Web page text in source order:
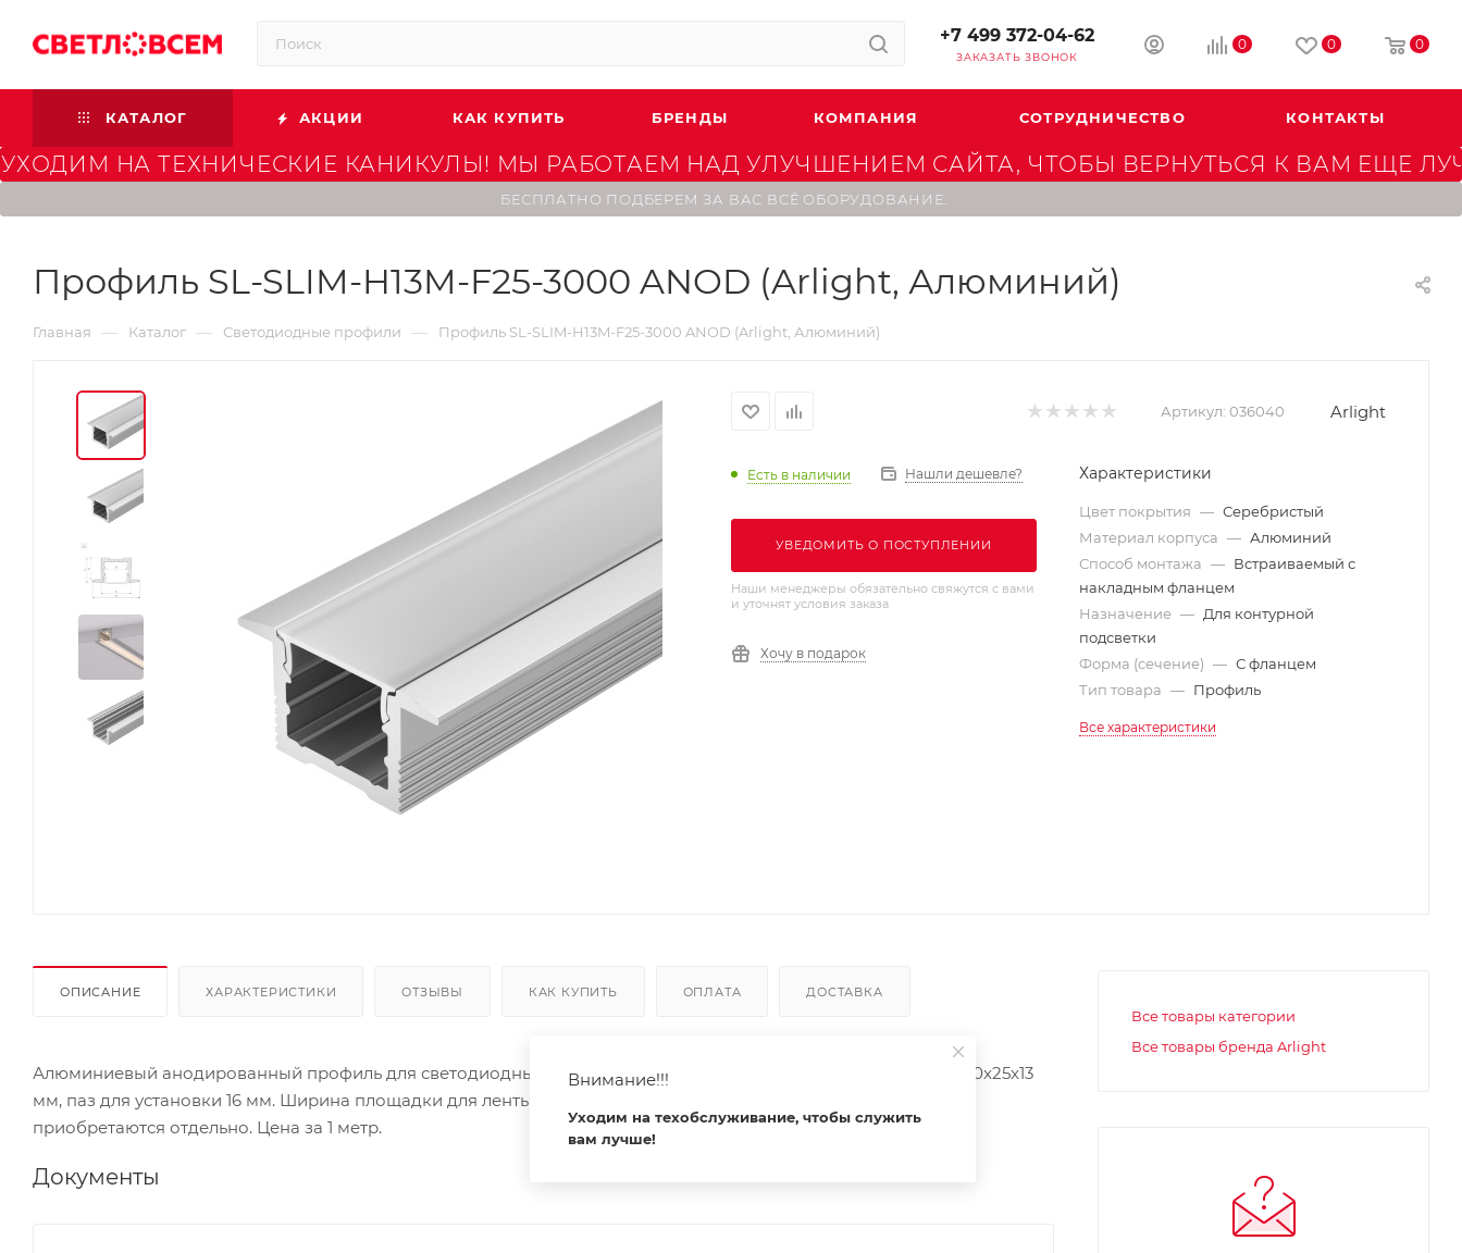
+7 499 372-04-62
ЗАКАЗАТЬ ЗВОНОК
0 0 0
КАТАЛОГ АКЦИИ КАК КУПИТЬ БРЕНДЫ КОМПАНИЯ СОТРУДНИЧЕСТВО КОНТАКТЫ
УХОДИМ НА ТЕХНИЧЕСКИЕ КАНИКУЛЫ! МЫ РАБОТАЕМ НАД УЛУЧШЕНИЕМ САЙТА, ЧТОБЫ ВЕРНУТЬСЯ К ВАМ ЕЩЕ
БЕСПЛАТНО ПОДБЕРЕМ ЗА ВАС ВСЁ ОБОРУДОВАНИЕ.
Профиль SL-SLIM-H13M-F25-3000 ANOD (Arlight, Алюминий)
Главная — Каталог — Светодиодные профили — Профиль SL-SLIM-H13M-F25-3000 ANOD (Arlight, Алюминий)
Артикул: 036040 Arlight
Есть в наличии Нашли дешевле?
УВЕДОМИТЬ О ПОСТУПЛЕНИИ
Наши менеджеры обязательно свяжутся с вами
и уточнят условия заказа
Хочу в подарок
Характеристики
Цвет покрытия — Серебристый
Материал корпуса — Алюминий
Способ монтажа — Встраиваемый с
накладным фланцем
Назначение — Для контурной
подсветки
Форма (сечение) — С фланцем
Тип товара — Профиль
Все характеристики
ОПИСАНИЕ ХАРАКТЕРИСТИКИ ОТЗЫВЫ КАК КУПИТЬ ОПЛАТА ДОСТАВКА
Алюминиевый анодированный профиль для светодиодных лент и линеек. Габаритные размеры (L×W×H): 3000x25x13
мм, паз для установки 16 мм. Ширина площадки для ленты 12 мм. Экраны, заглушки и другие аксессуары
приобретаются отдельно. Цена за 1 метр.
Документы
Все товары категории
Все товары бренда Arlight
Внимание!!!
Уходим на техобслуживание, чтобы служить
вам лучше!